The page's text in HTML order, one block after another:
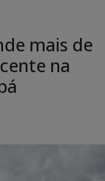
mais de
na